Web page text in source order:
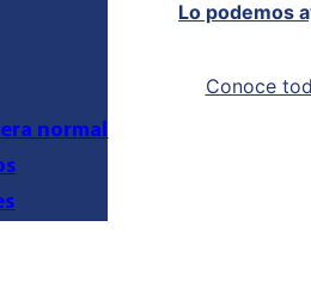
normal
Lo podemos
Conoce